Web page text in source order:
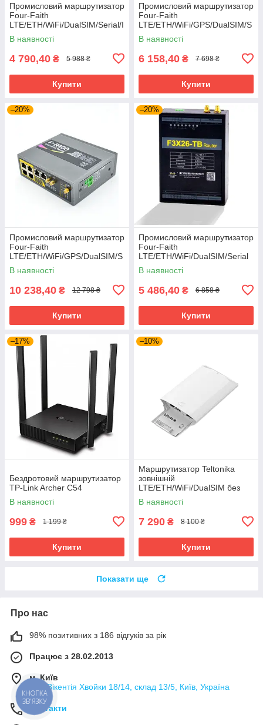
Промисловий маршрутизатор
Four-Faith
LTE/ETH/WiFi/DualSIM/Serial/I
O (IWR202)
В наявності
4 790,40 ₴ 5 988 ₴
Купити
Промисловий маршрутизатор
Four-Faith
LTE/ETH/WiFi/GPS/DualSIM/S
erial (F3X26-TB-01-RS485-
GNSS)
В наявності
6 158,40 ₴ 7 698 ₴
Купити
–20%
Промисловий маршрутизатор
Four-Faith
LTE/ETH/WiFi/GPS/DualSIM/S
erial/IO (F-R200)
В наявності
10 238,40 ₴ 12 798 ₴
Купити
–20%
Промисловий маршрутизатор
Four-Faith
LTE/ETH/WiFi/DualSIM/Serial
(F3X26-TB-01-RS232)
В наявності
5 486,40 ₴ 6 858 ₴
Купити
–17%
Бездротовий маршрутизатор
TP-Link Archer C54
В наявності
999 ₴ 1 199 ₴
Купити
–10%
Маршрутизатор Teltonika
зовнішній
LTE/ETH/WiFi/DualSIM без
БЖ (OTD144)
В наявності
7 290 ₴ 8 100 ₴
Купити
Показати ще
Про нас
98% позитивних з 186 відгуків за рік
Працює з 28.02.2013
м. Київ
вул. Вікентія Хвойки 18/14, склад 13/5, Київ, Україна
Контакти
КНОПКА
ЗВ'ЯЗКУ